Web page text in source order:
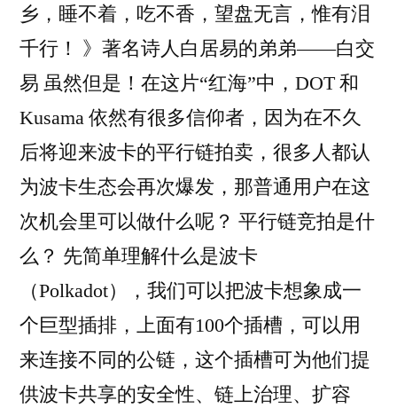
乡，睡不着，吃不香，望盘无言，惟有泪
千行！ 》著名诗人白居易的弟弟——白交
易 虽然但是！在这片“红海”中，DOT 和
Kusama 依然有很多信仰者，因为在不久
后将迎来波卡的平行链拍卖，很多人都认
为波卡生态会再次爆发，那普通用户在这
次机会里可以做什么呢？ 平行链竞拍是什
么？ 先简单理解什么是波卡
（Polkadot），我们可以把波卡想象成一
个巨型插排，上面有100个插槽，可以用
来连接不同的公链，这个插槽可为他们提
供波卡共享的安全性、链上治理、扩容